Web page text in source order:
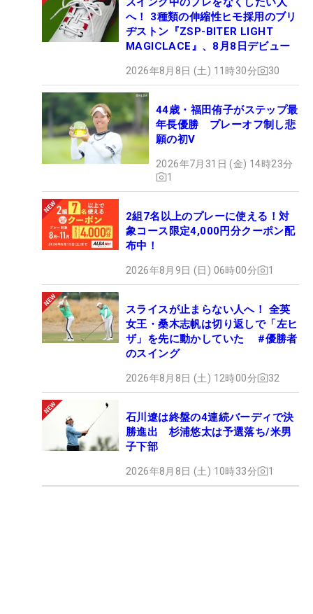
へ！ 3種類の伸縮性ヒモ採用のブリ
ヂストン『ZSP-BITER LIGHT
MAGICLACE』、8月8日デビュー
2026年8月8日 (土) 11時30分 30
44歳・福田侑子がステップ最
年長優勝 プレーオフ制し悲
願の初V
2026年7月31日 (金) 14時23分
1
2組7名以上のプレーに使える！対
象コース限定4,000円分クーポン配
布中！
2026年8月9日 (日) 06時00分 1
スライスが止まらない人へ！ 全英
女王・桑木志帆は切り返しで「左ヒ
ザ」を先に動かしていた #優勝者
のスイング
2026年8月8日 (土) 12時00分 32
石川遼は終盤の4連続バーディで決
勝進出 杉浦悠太は予選落ち/米男
子下部
2026年8月8日 (土) 10時33分 1